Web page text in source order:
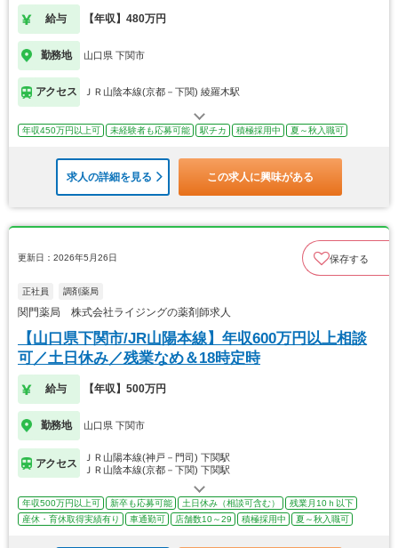
給与 【年収】480万円
勤務地 山口県 下関市
アクセス ＪＲ山陰本線(京都－下関) 綾羅木駅
年収450万円以上可 未経験者も応募可能 駅チカ 積極採用中 夏～秋入職可
求人の詳細を見る この求人に興味がある
更新日：2026年5月26日 保存する
正社員 調剤薬局
関門薬局 株式会社ライジングの薬剤師求人
【山口県下関市/JR山陽本線】年収600万円以上相談
可／土日休み／残業なめ＆18時定時
給与 【年収】500万円
勤務地 山口県 下関市
アクセス
ＪＲ山陽本線(神戸－門司) 下関駅
ＪＲ山陰本線(京都－下関) 下関駅
年収500万円以上可 新卒も応募可能 土日休み（相談可含む）
残業月10ｈ以下
産休・育休取得実績有り
車通勤可 店舗数10～29 積極採用中 夏～秋入職可